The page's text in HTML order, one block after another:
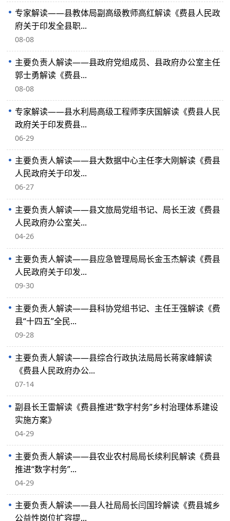
专家解读——县教体局副高级教师高红解读《费县人民政
府关于印发全县职...
08-08
主要负责人解读——县政府党组成员、县政府办公室主任
郭士勇解读《费县...
08-08
专家解读——县水利局高级工程师李庆国解读《费县人民
政府关于印发费县...
06-29
主要负责人解读——县大数据中心主任李大刚解读《费县
人民政府关于印发...
06-27
主要负责人解读——县文旅局党组书记、局长王波《费县
人民政府办公室关...
04-26
主要负责人解读——县应急管理局局长金玉杰解读《费县
人民政府关于印发...
09-30
主要负责人解读——县科协党组书记、主任王强解读《费
县“十四五”全民...
09-28
主要负责人解读——县综合行政执法局局长蒋家峰解读
《费县人民政府办公...
07-14
副县长王雷解读《费县推进“数字村务”乡村治理体系建设
实施方案》
04-29
主要负责人解读——县农业农村局局长续利民解读《费县
推进“数字村务”...
04-29
主要负责人解读——县人社局局长闫国玲解读《费县城乡
公益性岗位扩容提...